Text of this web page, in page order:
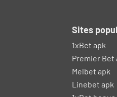
Sites
1xBet apk
Premier Bet
Melbet apk
Linebet apk